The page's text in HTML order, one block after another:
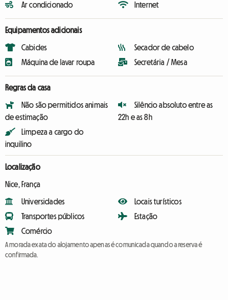
Ar condicionado
Internet
Equipamentos adicionais
Cabides
Máquina de lavar roupa
Secador de cabelo
Secretária / Mesa
Regras da casa
Não são permitidos animais
de estimação
Limpeza a cargo do
inquilino
Silêncio absoluto entre as
22h e as 8h
Localização
Nice, França
Universidades
Transportes públicos
Comércio
Locais turísticos
Estação
A morada exata do alojamento apenas é comunicada quando a reserva é
confirmada.